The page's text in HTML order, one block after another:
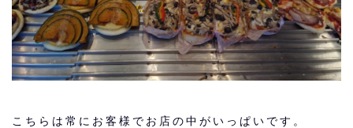
こちらは常にお客様でお店の中がいっぱいです。